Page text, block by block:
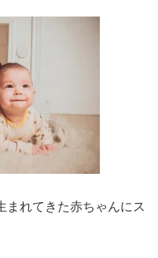
まれてきた赤ちゃんにス